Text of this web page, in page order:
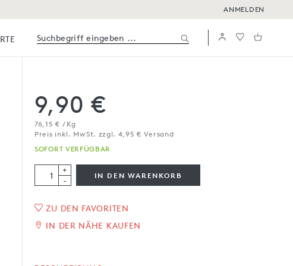
ANMELDEN
SOFORT VERFÜGBAR
9,90 €
76,15 € / Kg
Preis inkl. MwSt. zzgl. 4,95 € Versand
+
-
IN DEN WARENKORB
ZU DEN FAVORITEN
IN DER NÄHE KAUFEN